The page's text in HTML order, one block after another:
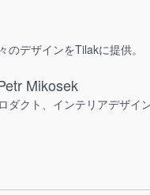
のデザインをTilakに提供。
Mikosek
ダクト、インテリアデザイ